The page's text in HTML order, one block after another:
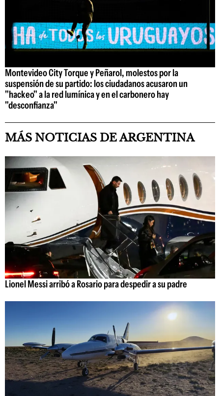
Montevideo City Torque y Peñarol, molestos por la
suspensión de su partido: los ciudadanos acusaron un
"hackeo" a la red lumínica y en el carbonero hay
"desconfianza"
MÁS NOTICIAS DE ARGENTINA
Lionel Messi arribó a Rosario para despedir a su padre